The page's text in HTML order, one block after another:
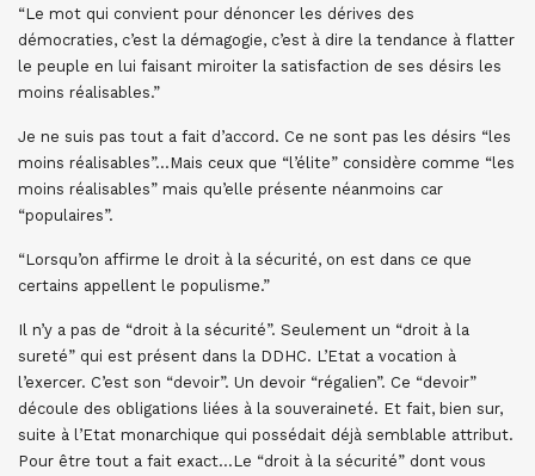
“Le mot qui convient pour dénoncer les dérives des
démocraties, c’est la démagogie, c’est à dire la tendance à flatter
le peuple en lui faisant miroiter la satisfaction de ses désirs les
moins réalisables.”
Je ne suis pas tout a fait d’accord. Ce ne sont pas les désirs “les
moins réalisables”…Mais ceux que “l’élite” considère comme “les
moins réalisables” mais qu’elle présente néanmoins car
“populaires”.
“Lorsqu’on affirme le droit à la sécurité, on est dans ce que
certains appellent le populisme.”
Il n’y a pas de “droit à la sécurité”. Seulement un “droit à la
sureté” qui est présent dans la DDHC. L’Etat a vocation à
l’exercer. C’est son “devoir”. Un devoir “régalien”. Ce “devoir”
découle des obligations liées à la souveraineté. Et fait, bien sur,
suite à l’Etat monarchique qui possédait déjà semblable attribut.
Pour être tout a fait exact…Le “droit à la sécurité” dont vous